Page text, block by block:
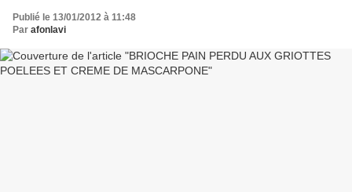
Publié le 13/01/2012 à 11:48
Par afonlavi